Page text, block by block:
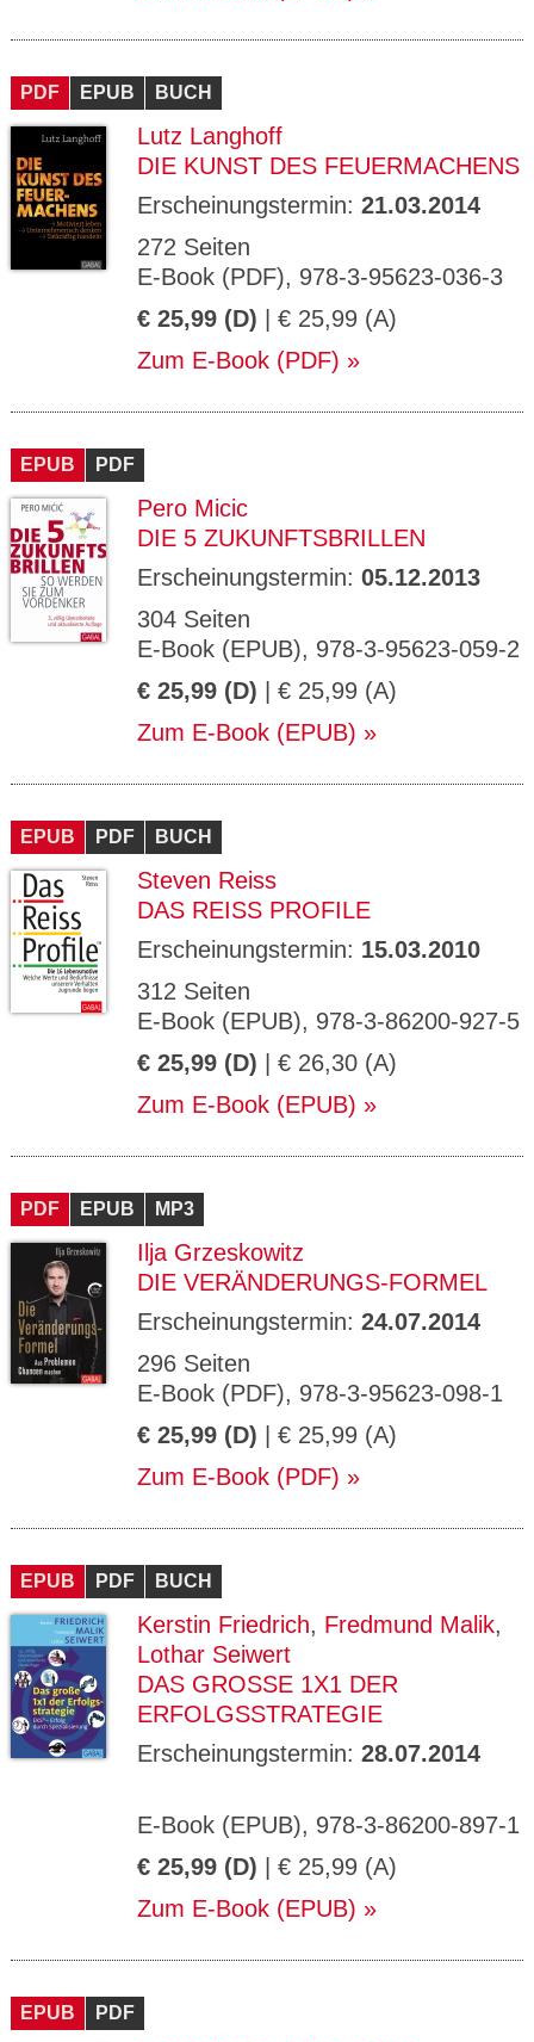
PDF EPUB BUCH
Lutz Langhoff
DIE KUNST DES FEUERMACHENS
Erscheinungstermin: 21.03.2014
272 Seiten
E-Book (PDF), 978-3-95623-036-3
€ 25,99 (D) | € 25,99 (A)
Zum E-Book (PDF)
EPUB PDF
Pero Micic
DIE 5 ZUKUNFTSBRILLEN
Erscheinungstermin: 05.12.2013
304 Seiten
E-Book (EPUB), 978-3-95623-059-2
€ 25,99 (D) | € 25,99 (A)
Zum E-Book (EPUB)
EPUB PDF BUCH
Steven Reiss
DAS REISS PROFILE
Erscheinungstermin: 15.03.2010
312 Seiten
E-Book (EPUB), 978-3-86200-927-5
€ 25,99 (D) | € 26,30 (A)
Zum E-Book (EPUB)
PDF EPUB MP3
Ilja Grzeskowitz
DIE VERÄNDERUNGS-FORMEL
Erscheinungstermin: 24.07.2014
296 Seiten
E-Book (PDF), 978-3-95623-098-1
€ 25,99 (D) | € 25,99 (A)
Zum E-Book (PDF)
EPUB PDF BUCH
Kerstin Friedrich, Fredmund Malik,
Lothar Seiwert
DAS GROSSE 1X1 DER E
RFOLGSSTRATEGIE
Erscheinungstermin: 28.07.2014
E-Book (EPUB), 978-3-86200-897-1
€ 25,99 (D) | € 25,99 (A)
Zum E-Book (EPUB)
EPUB PDF